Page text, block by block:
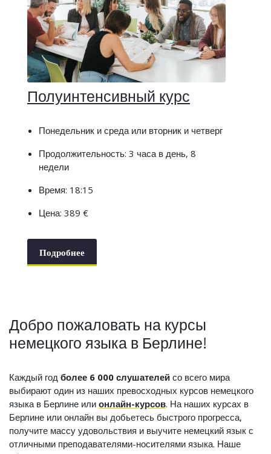
Полуинтенсивный курс
Понедельник и среда или вторник и четверг
Продолжительность: 3 часа в день, 8
недели
Время: 18:15
Цена: 389 €
Подробнее
Добро пожаловать на курсы
немецкого языка в Берлине!
Каждый год более 6 000 слушателей со всего мира
выбирают один из наших превосходных курсов немецкого
языка в Берлине или онлайн-курсов. На наших курсах в
Берлине или онлайн вы добьетесь быстрого прогресса,
получите массу удовольствия и выучите немецкий язык с
отличными преподавателями-носителями языка. Наше